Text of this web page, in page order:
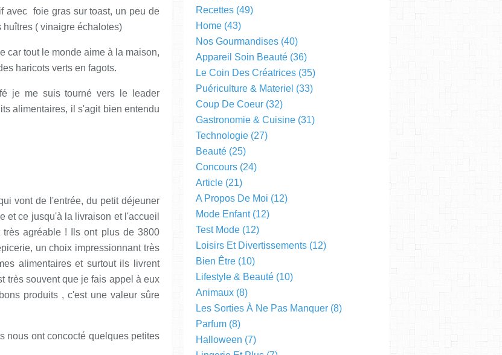
avec foie gras sur toast, un peu de
huîtres ( vinaigre échalotes)
car tout le monde aime à la maison,
haricots verts en fagots.
je me suis tourné vers le leader
alimentaires, il s'agit bien entendu
vont de l'entrée, du petit déjeuner
et ce jusqu'à la livraison et l'accueil
agréable ! Ils ont plus de 3800
un choix impressionnant très
alimentaires et surtout ils livrent
très souvent que je fais appel à eux
produits , c'est une valeur sûre
nous ont concocté quelques petites
Recettes (49)
Home (43)
Nos Gourmandises (40)
Appareil Soin Beauté (36)
Le Coin Des Créatrices (35)
Puériculture & Materiel (33)
Coup De Coeur (32)
Gastronomie & Cuisine (31)
Technologie (27)
Beauté (25)
Concours (24)
Article (21)
A Propos De Moi (12)
Mode Enfant(12)
Test Mode (12)
Loisirs Et Divertissements (12)
Bien Être (10)
Lifestyle & Beauté (10)
Animaux (8)
Les Sorties À Ne Pas Manquer (8)
Parfum (8)
Halloween (7)